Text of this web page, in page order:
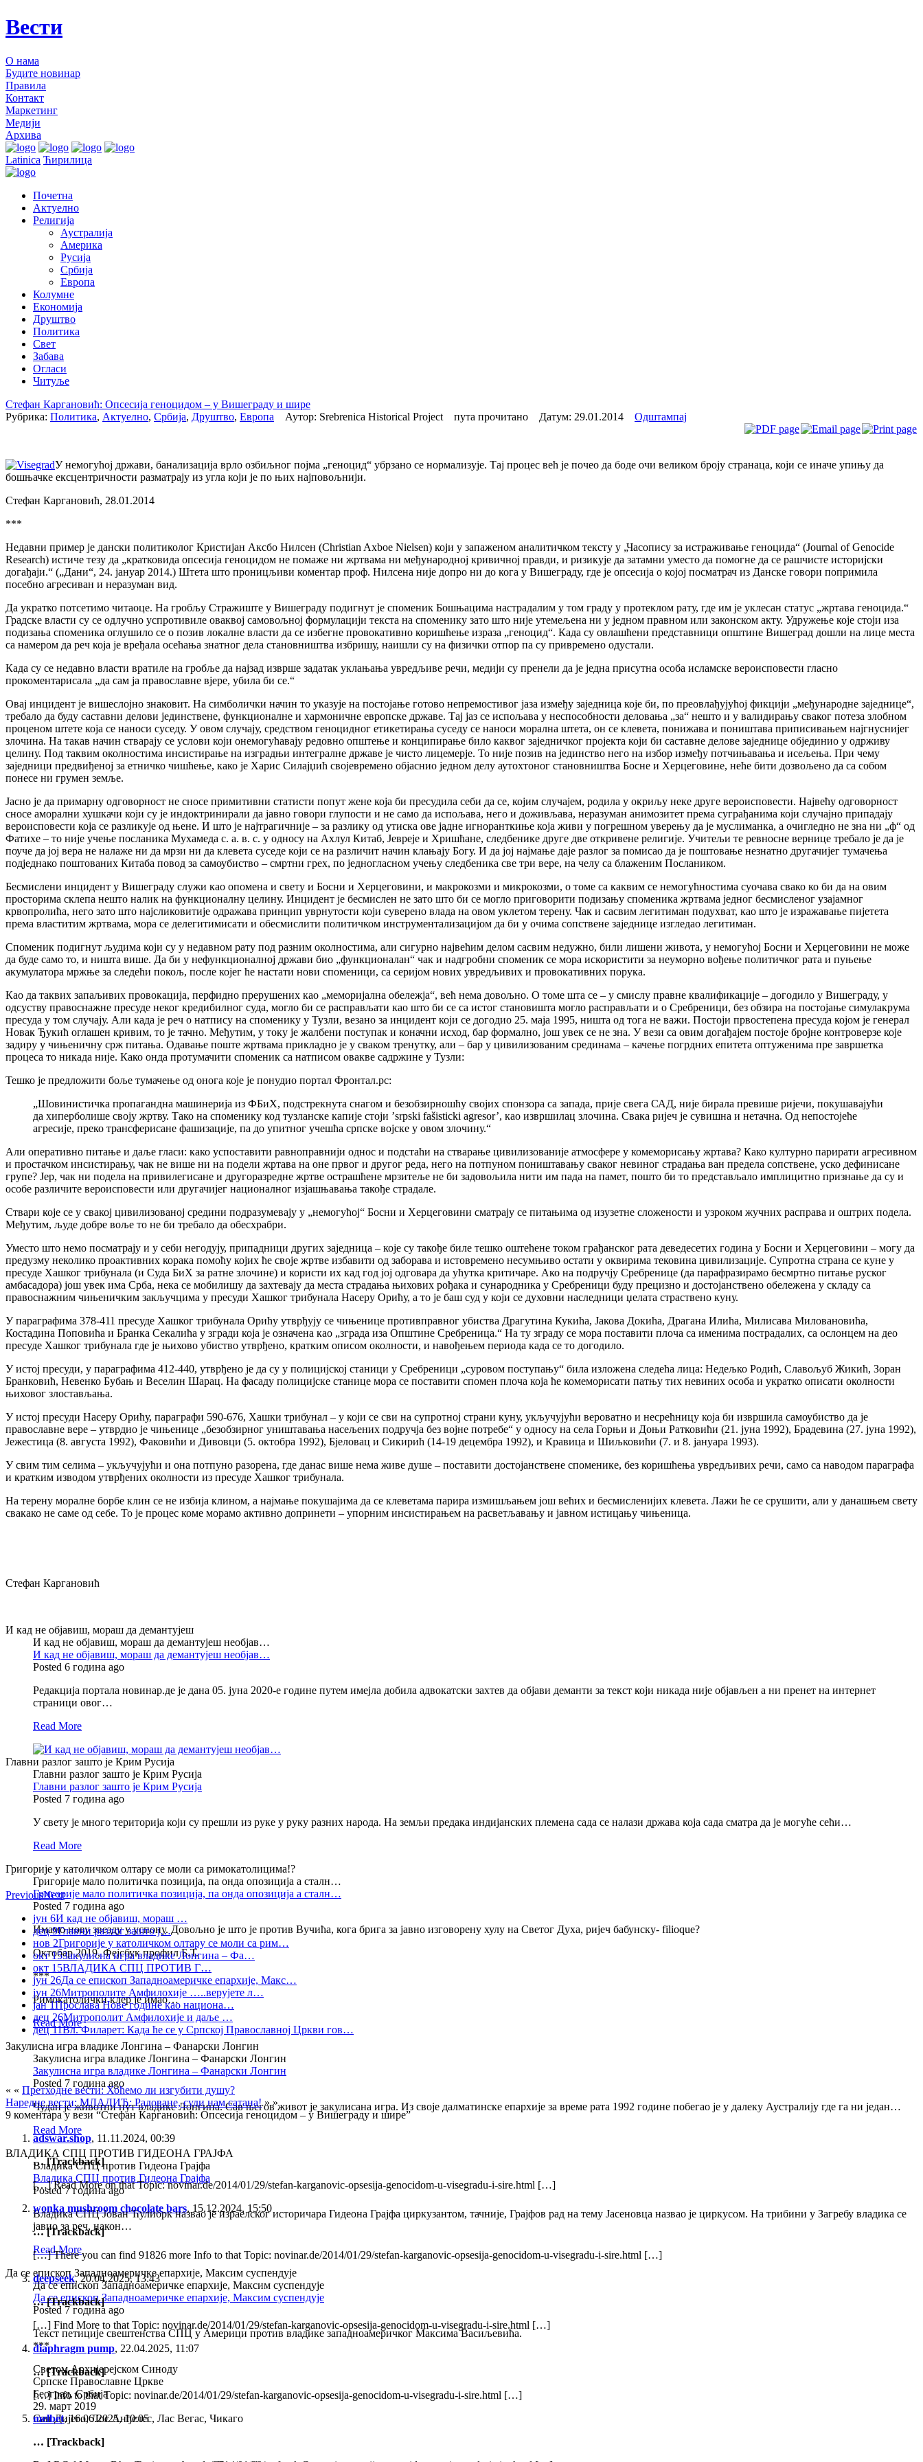
Вести
О нама
Будите новинар
Правила
Контакт
Маркетинг
Медији
Архива
Latinica Ћирилица
Почетна
Актуелно
Религија
Аустралија
Америка
Русија
Србија
Европа
Колумне
Економија
Друштво
Политика
Свет
Забава
Огласи
Читуље
Стефан Каргановић: Опсесија геноцидом – у Вишеграду и шире
Рубрика: Политика, Актуелно, Србија, Друштво, Европа Аутор: Srebrenica Historical Project пута прочитано Датум: 29.01.2014 Одштампај
У немогућој држави, банализација врло озбиљног појма „геноцид“ убрзано се нормализује. Тај процес већ је почео да боде очи великом броју странаца, који се иначе упињу да
бошњачке ексцентричности разматрају из угла који је по њих најповољнији.
Стефан Каргановић, 28.01.2014
***
Недавни пример је дански политиколог Кристијан Аксбо Нилсен (Christian Axboe Nielsen) који у запаженом аналитичком тексту у „Часопису за истраживање геноцида“ (Journal of Genocide
Research) истиче тезу да „кратковида опсесија геноцидом не помаже ни жртвама ни међународној кривичној правди, и ризикује да затамни уместо да помогне да се рашчисте историјски
догађаји.“ („Дани“, 24. јануар 2014.) Штета што проницљиви коментар проф. Нилсена није допро ни до кога у Вишеграду, где је опсесија о којој посматрач из Данске говори попримила
посебно агресиван и неразуман вид.
Да укратко потсетимо читаоце. На гробљу Стражиште у Вишеграду подигнут је споменик Бошњацима настрадалим у том граду у протеклом рату, где им је уклесан статус „жртава геноцида.“
Градске власти су се одлучно успротивиле оваквој самовољној формулацији текста на споменику зато што није утемељена ни у једном правном или законском акту. Удружење које стоји иза
подизања споменика оглушило се о позив локалне власти да се избегне провокативно коришћење израза „геноцид“. Када су овлашћени представници општине Вишеград дошли на лице места
са намером да реч која је вређала осећања знатног дела становништва избришу, наишли су на физички отпор па су привремено одустали.
Када су се недавно власти вратиле на гробље да најзад изврше задатак уклањања увредљиве речи, медији су пренели да је једна присутна особа исламске вероисповести гласно
прокоментарисала „да сам ја православне вјере, убила би се.“
Овај инцидент је вишеслојно знаковит. На симболички начин то указује на постојање готово непремостивог јаза између заједница које би, по преовлађујућој фикцији „међународне заједнице“,
требало да буду саставни делови јединствене, функционалне и хармоничне европске државе. Тај јаз се испољава у неспособности деловања „за“ нешто и у валидирању сваког потеза злобном
проценом штете која се наноси суседу. У овом случају, средством геноцидног етикетирања суседу се наноси морална штета, он се клевета, понижава и поништава приписивањем најгнуснијег
злочина. На такав начин стварају се услови који онемогућавају редовно општење и конципирање било каквог заједничког пројекта који би саставне делове заједнице објединио у одрживу
целину. Под таквим околностима инсистирање на изградњи интегралне државе је чисто лицемерје. То није позив на јединство него на избор између потчињавања и исељења. При чему
заједници предвиђеној за етничко чишћење, како је Харис Силајџић својевремено објаснио једном делу аутохтоног становништва Босне и Херцеговине, неће бити дозвољено да са собом
понесе ни грумен земље.
Јасно је да примарну одговорност не сносе примитивни статисти попут жене која би пресудила себи да се, којим случајем, родила у окриљу неке друге вероисповести. Највећу одговорност
сносе аморални хушкачи који су је индоктринирали да јавно говори глупости и не само да испољава, него и доживљава, неразуман анимозитет према суграђанима који случајно припадају
вероисповести која се разликује од њене. И што је најтрагичније – за разлику од утиска ове јадне игноранткиње која живи у погрешном уверењу да је муслиманка, а очигледно не зна ни „ф“ од
Фатихе – то није учење посланика Мухамеда с. а. в. с. у односу на Ахлул Китаб, Јевреје и Хришћане, следбенике друге две откривене религије. Учитељи те ревносне вернице требалo je да је
поуче да јој вера не налаже ни да мрзи ни да клевета суседе који се на различит начин клањају Богу. И да јој најмање даје разлог за помисао да је поштовање незнатно другачијег тумачења
подједнако поштованих Китаба повод за самоубиство – смртни грех, по једногласном учењу следбеника све три вере, на челу са блаженим Послаником.
Бесмислени инцидент у Вишеграду служи као опомена и свету и Босни и Херцеговини, и макрокозми и микрокозми, о томе са каквим се немогућностима суочава свако ко би да на овим
просторима склепа нешто налик на функционалну целину. Инцидент је бесмислен не зато што би се могло приговорити подизању споменика жртвама једног бесмисленог узајамног
крвопролића, него зато што најсликовитије одражава принцип уврнутости који суверено влада на овом уклетом терену. Чак и сасвим легитиман подухват, као што је изражавање пијетета
према властитим жртвама, мора се делегитимисати и обесмислити политичком инструментализацијом да би у очима сопствене заједнице изгледао легитиман.
Споменик подигнут људима који су у недавном рату под разним околностима, али сигурно највећим делом сасвим недужно, били лишени живота, у немогућој Босни и Херцеговини не може
да буде само то, и ништа више. Да би у нефункционалној држави био „функционалан“ чак и надгробни споменик се мора искористити за неуморно вођење политичког рата и пуњење
акумулатора мржње за следећи покољ, после којег ће настати нови споменици, са серијом нових увредљивих и провокативних порука.
Као да таквих запаљивих провокација, перфидно прерушених као „меморијална обележја“, већ нема довољно. О томе шта се – у смислу правне квалификације – догодило у Вишеграду, у
одсуству правоснажне пресуде неког кредибилног суда, могло би се расправљати као што би се са истог становишта могло расправљати и о Сребреници, без обзира на постојање симулакрума
пресуда у том случају. Али када је реч о натпису на споменику у Тузли, везано за инцидент који се догодио 25. маја 1995, ништа од тога не важи. Постоји првостепена пресуда којом је генерал
Новак Ђукић оглашен кривим, то је тачно. Међутим, у току је жалбени поступак и коначни исход, бар формално, још увек се не зна. У вези са овим догађајем постоје бројне контроверзе које
задиру у чињеничну срж питања. Одавање поште жртвама прикладно је у сваком тренутку, али – бар у цивилизованим срединама – качење погрдних епитета оптуженима пре завршетка
процеса то никада није. Како онда протумачити споменик са натписом овакве садржине у Тузли:
Тешко је предложити боље тумачење од онога које је понудио портал Фронтал.рс:
„Шовинистичка пропагандна машинерија из ФБиХ, подстрекнута снагом и безобзирношћу својих спонзора са запада, прије свега САД, није бирала превише ријечи, покушавајући
да хиперболише своју жртву. Тако на споменику код тузланске капије стоји ’srpski fašisticki agresor’, као извршилац злочина. Свака ријеч је сувишна и нетачна. Од непостојеће
агресије, преко трансферисане фашизације, па до упитног учешћа српске војске у овом злочину.“
Али оперативно питање и даље гласи: како успоставити равноправнији однос и подстаћи на стварање цивилизованије атмосфере у комеморисању жртава? Како културно парирати агресивном
и простачком инсистирању, чак не више ни на подели жртава на оне првог и другог реда, него на потпуном поништавању сваког невиног страдања ван предела сопствене, уско дефинисане
групе? Јер, чак ни подела на привилегисане и другоразредне жртве острашћене мрзитеље не би задовољила нити им пада на памет, пошто би то представљало имплицитно признање да су и
особе различите вероисповести или другачијег националног изјашњавања такође страдале.
Ствари које се у свакој цивилизованој средини подразумевају у „немогућој“ Босни и Херцеговини сматрају се питањима од изузетне сложености и узроком жучних расправа и оштрих подела.
Међутим, људе добре воље то не би требало да обесхрабри.
Уместо што немо посматрају и у себи негодују, припадници других заједница – које су такође биле тешко оштећене током грађанског рата деведесетих година у Босни и Херцеговини – могу да
предузму неколико проактивних корака помоћу којих ће своје жртве избавити од заборава и истовремено несумњиво остати у оквирима тековина цивилизације. Супротна страна се куне у
пресуде Хашког трибунала (и Суда БиХ за ратне злочине) и користи их кад год јој одговара да ућутка критичаре. Ако на подручју Сребренице (да парафразирамо бесмртно питање руског
амбасадора) још увек има Срба, нека се мобилишу да захтевају да места страдања њихових рођака и сународника у Сребреници буду прецизно и достојанствено обележена у складу са
правоснажним чињеничким закључцима у пресуди Хашког трибунала Насеру Орићу, а то је баш суд у који се духовни наследници џелата страствено куну.
У параграфима 378-411 пресуде Хашког трибунала Орићу утврђују се чињенице противправног убиства Драгутина Кукића, Јакова Докића, Драгана Илића, Милисава Миловановића,
Костадина Поповића и Бранка Секалића у згради која је означена као „зграда иза Општине Сребреница.“ На ту зграду се мора поставити плоча са именима пострадалих, са ослонцем на део
пресуде Хашког трибунала где је њихово убиство утврђено, кратким описом околности, и навођењем периода када се то догодило.
У истој пресуди, у параграфима 412-440, утврђено је да су у полицијској станици у Сребреници „суровом поступању“ била изложена следећа лица: Недељко Родић, Славољуб Жикић, Зоран
Бранковић, Невенко Бубањ и Веселин Шарац. На фасаду полицијске станице мора се поставити спомен плоча која ће комеморисати патњу тих невиних особа и укратко описати околности
њиховог злостављања.
У истој пресуди Насеру Орићу, параграфи 590-676, Хашки трибунал – у који се сви на супротној страни куну, укључујући вероватно и несрећницу која би извршила самоубиство да је
православне вере – утврдио је чињенице „безобзирног уништавања насељених подручја без војне потребе“ у односу на села Горњи и Доњи Ратковићи (21. јуна 1992), Брадевина (27. јуна 1992),
Јежестица (8. августа 1992), Факовићи и Дивовци (5. октобра 1992), Бјеловац и Сикирић (14-19 децембра 1992), и Кравица и Шиљковићи (7. и 8. јануара 1993).
У свим тим селима – укључујући и она потпуно разорена, где данас више нема живе душе – поставити достојанствене споменике, без коришћења увредљивих речи, само са наводом параграфа
и кратким изводом утврђених околности из пресуде Хашког трибунала.
На терену моралне борбе клин се не избија клином, а најмање покушајима да се клеветама парира измишљањем још већих и бесмисленијих клевета. Лажи ће се срушити, али у данашњем свету
свакако не саме од себе. То је процес коме морамо активно допринети – упорним инсистирањем на расветљавању и јавном истицању чињеница.
Стефан Каргановић
И кад не објавиш, мораш да демантујеш
И кад не објавиш, мораш да демантујеш необјав…
И кад не објавиш, мораш да демантујеш необјав…
Posted 6 година ago
Редакција портала новинар.де је дана 05. јуна 2020-е године путем имејла добила адвокатски захтев да објави деманти за текст који никада није објављен а ни пренет на интернет
страници овог…
Read More
Главни разлог зашто је Крим Русија
Главни разлог зашто је Крим Русија
Главни разлог зашто је Крим Русија
Posted 7 година ago
У свету је много територија који су прешли из руке у руку разних народа. На земљи предака индијанских племена сада се налази држава која сада сматра да је могуће сећи…
Read More
Григорије у католичком олтару се моли са римокатолицима!?
Григорије мало политичка позиција, па онда опозиција а сталн…
Григорије мало политичка позиција, па онда опозиција а сталн…
Posted 7 година ago
Имамо нову звезду у успону. Довољно је што је против Вучића, кога брига за јавно изговорену хулу на Светог Духа, ријеч бабунску- filioque?
Октобар 2019, Фејсбук профил Б.Т.
***
Римокатолички клер је имао…
Read More
Закулисна игра владике Лонгина – Фанарски Лонгин
Закулисна игра владике Лонгина – Фанарски Лонгин
Закулисна игра владике Лонгина – Фанарски Лонгин
Posted 7 година ago
Чудан је животни пут владике Лонгина. Сав његов живот је закулисана игра. Из своје далматинске епархије за време рата 1992 године побегао је у далеку Аустралију где га ни један…
Read More
ВЛАДИКА СПЦ ПРОТИВ ГИДЕОНА ГРАЈФА
Владика СПЦ против Гидеона Грајфа
Владика СПЦ против Гидеона Грајфа
Posted 7 година ago
Владика СПЦ Јован Ћулибрк назвао је израелског историчара Гидеона Грајфа циркузантом, тачније, Грајфов рад на тему Јасеновца назвао је циркусом. На трибини у Загребу владика се
јавио за реч, након…
Read More
Да се епископ Западноамеричке епархије, Максим суспендује
Да се епископ Западноамеричке епархије, Максим суспендује
Да се епископ Западноамеричке епархије, Максим суспендује
Posted 7 година ago
Текст петиције свештенства СПЦ у Америци против владике западноамеричког Максима Васиљевића.
***
Светом Архијерејском Синоду
Српске Православне Цркве
Београд, Србија
29. март 2019
Сан Дијего, Лос Анђелес, Лас Вегас, Чикаго
PreviousNext
јун 6И кад не објавиш, мораш …
дец 9Главни разлог зашто ј…
нов 2Григорије у католичком олтару се моли са рим…
окт 15Закулисна игра владике Лонгина – Фа…
окт 15ВЛАДИКА СПЦ ПРОТИВ Г…
јун 26Да се епископ Западноамеричке епархије, Макс…
јун 26Митрополите Амфилохије …..верујете л…
јан 1Прослава Нове године као национа…
дец 26Митрополит Амфилохије и даље …
дец 11Вл. Филарет: Када ће се у Српској Православној Цркви гов…
« « Претходне вести: Хоћемо ли изгубити душу?
Наредне вести: МЛАДИЋ: Радоване, суди нам сатана!» »
9 коментара у вези “Стефан Каргановић: Опсесија геноцидом – у Вишеграду и шире”
adswar.shop, 11.11.2024, 00:39
… [Trackback]
[…] Read More on that Topic: novinar.de/2014/01/29/stefan-karganovic-opsesija-genocidom-u-visegradu-i-sire.html […]
wonka mushroom chocolate bars, 15.12.2024, 15:50
… [Trackback]
[…] There you can find 91826 more Info to that Topic: novinar.de/2014/01/29/stefan-karganovic-opsesija-genocidom-u-visegradu-i-sire.html […]
deepseek,20.04.2025, 13:43
… [Trackback]
[…] Find More to that Topic: novinar.de/2014/01/29/stefan-karganovic-opsesija-genocidom-u-visegradu-i-sire.html […]
diaphragm pump, 22.04.2025, 11:07
… [Trackback]
[…] Info to that Topic: novinar.de/2014/01/29/stefan-karganovic-opsesija-genocidom-u-visegradu-i-sire.html […]
melbet,16.06.2025, 10:05
… [Trackback]